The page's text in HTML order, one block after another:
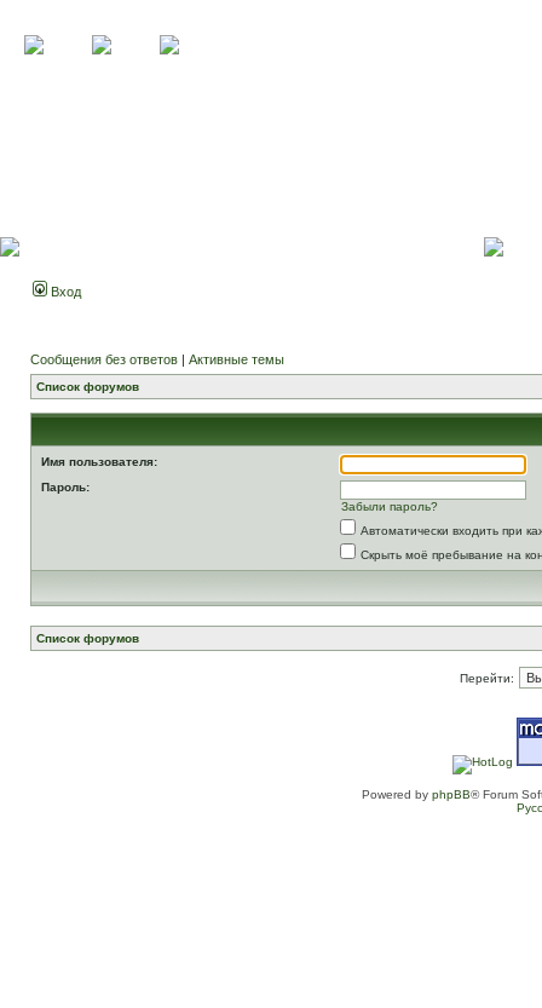
Вход
Сообщения без ответов | Активные темы
Список форумов
Имя пользователя:
Пароль:
Забыли пароль?
Автоматически входить при
Скрыть моё пребывание на
Список форумов
Перейти:
Powered by phpBB® Forum